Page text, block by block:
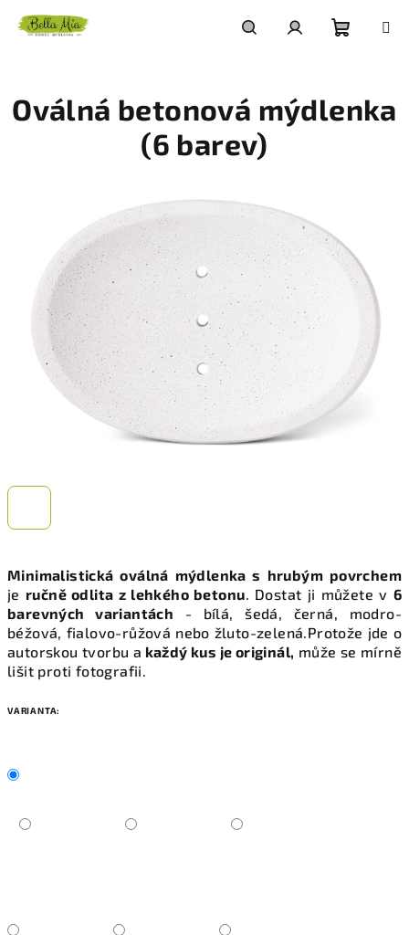
košík
Minimalistická oválná mýdlenka s hrubým povrchem
je ručně odlita z lehkého betonu. Dostat ji můžete v 6
barevných variantách - bílá, šedá, černá, modro-
béžová, fialovo-růžová nebo žluto-zelená.Protože jde o
autorskou tvorbu a každý kus je originál, může se mírně
lišit proti fotografii.
VARIANTA:
Oválná betonová mýdlenka
(6 barev)